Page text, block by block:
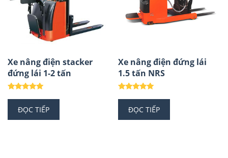
Xe nâng điện stacker
đứng lái 1-2 tấn
5.00
5 sao
ĐỌC TIẾP
Xe nâng điện đứng lái
1.5 tấn NRS
5.00
5 sao
ĐỌC TIẾP